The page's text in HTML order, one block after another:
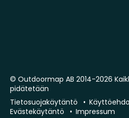
© Outdoormap AB 2014-2026
pidätetään
Tietosuojakäytäntö
Evästekäytäntö
Impressum